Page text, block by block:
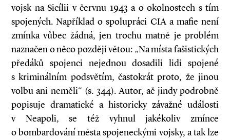
vojsk na Sicílii v červnu 1943 a o okolnostech s tím
spojených. Například o spolupráci CIA a mafie není
zmínka vůbec žádná, jen trochu matně je problém
naznačen o něco později větou: „Na místa fašistických
předáků spojenci nejednou dosadili lidi spojené
s kriminálním podsvětím, častokrát proto, že jinou
volbu ani neměli“ (s. 344). Autor, ač jindy podrobně
popisuje dramatické a historicky závažné události
v Neapoli, se též vyhnul jakékoliv zmínce
o bombardování města spojeneckými vojsky, a tak lze